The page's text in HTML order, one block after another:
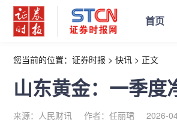
首页
您当前的位置： 证券时报 > 快讯 > 正文
山东黄金：一季
来源：人民财讯 作者：任丽珺 2026-